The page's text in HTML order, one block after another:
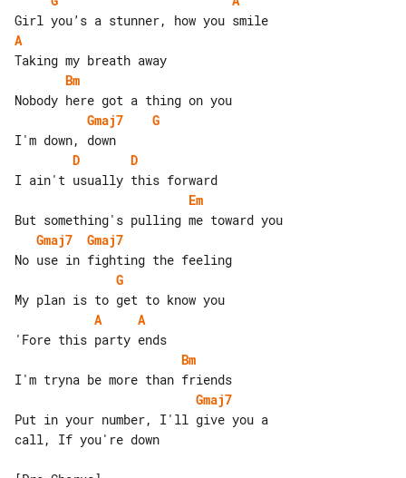
A
Bm
Gmaj7
G
D
D
Em
Gmaj7
Gmaj7
G
A
A
Bm
Gmaj7
Put in your number, I'll give you a
call, If you're down